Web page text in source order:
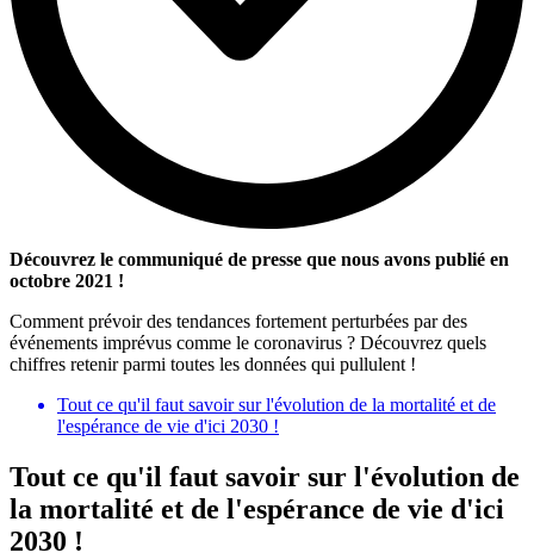
Découvrez le communiqué de presse que nous avons publié en
octobre 2021 !
Comment prévoir des tendances fortement perturbées par des
événements imprévus comme le coronavirus ? Découvrez quels
chiffres retenir parmi toutes les données qui pullulent !
Tout ce qu'il faut savoir sur l'évolution de la mortalité et de
l'espérance de vie d'ici 2030 !
Tout ce qu'il faut savoir sur l'évolution de
la mortalité et de l'espérance de vie d'ici
2030 !